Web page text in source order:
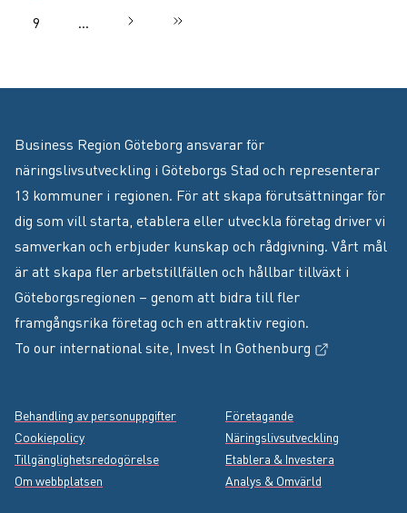
Sida
9 … Nästa sida
›› Sista sidan
Business Region Göteborg ansvarar för
näringslivsutveckling i Göteborgs Stad och representerar
13 kommuner i regionen. För att skapa förutsättningar för
dig som vill starta, etablera eller utveckla företag driver vi
samverkan och erbjuder kunskap och rådgivning. Vårt mål
är att skapa fler arbetstillfällen och hållbar tillväxt i
Göteborgsregionen – genom att bidra till fler
framgångsrika företag och en attraktiv region.
To our international site, Invest In Gothenburg
Footer menu
Behandling av personuppgifter
Cookiepolicy
Tillgänglighetsredogörelse
Om webbplatsen
Företagande
Näringslivsutveckling
Etablera & Investera
Analys & Omvärld